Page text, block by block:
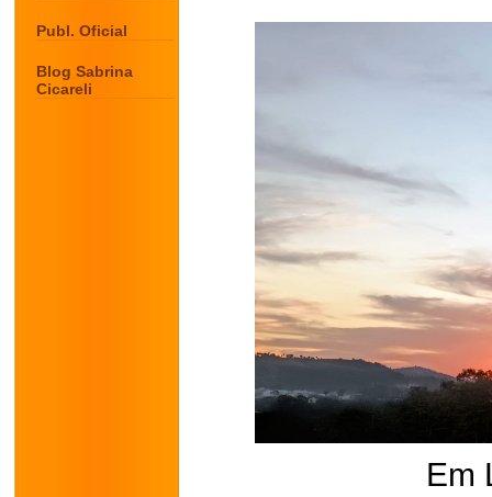
Publ. Oficial
Blog Sabrina
Cicareli
Em